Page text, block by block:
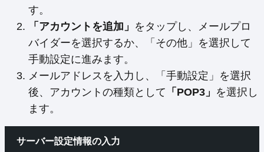
す。
「アカウントを追加」 をタップし、メールプロ
バイダーを選択するか、「その他」を選択して
手動設定に進みます。
メールアドレスを入力し、「手動設定」を選択
後、アカウントの種類として 「POP3」 を選択し
ます。
サーバー設定情報の入力